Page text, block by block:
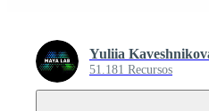
Yuliia
51.181 Recursos